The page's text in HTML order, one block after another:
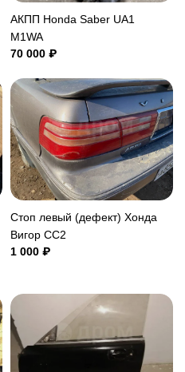
АКПП Honda Saber UA1
M1WA
70 000 ₽
Стоп левый (дефект) Хонда
Вигор CC2
1 000 ₽